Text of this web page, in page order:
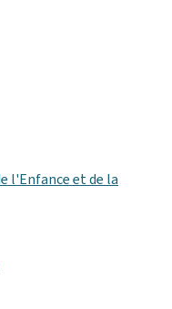
l'Enfance et de la